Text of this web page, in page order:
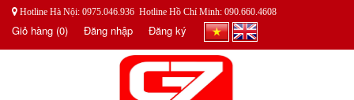
Hotline Hà Nội: 0975.046.936 Hotline Hồ Chí Minh: 090.660.4608
Giỏ hàng (0) Đăng nhập Đăng ký